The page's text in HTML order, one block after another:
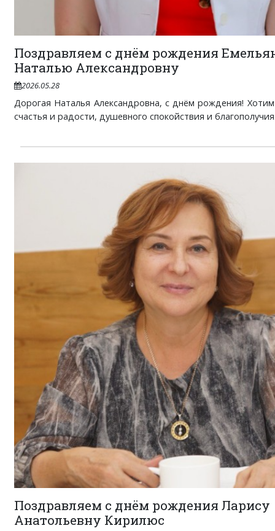
Поздравляем с днём рождения
Наталью Александровну
2026.05.28
Дорогая Наталья Александровна, с днём рождения!
счастья и радости, душевного спокойствия и
Поздравляем с днём рождения Ларису
Анатольевну Кирилюс